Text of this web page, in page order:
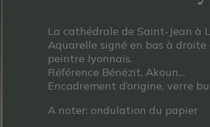
La cathédrale de Saint-Jean à
Aquarelle signé en bas à
peintre lyonnais.
Référence Bénézit, Akoun…
Encadrement d’origine, verre
A noter: ondulation du papier